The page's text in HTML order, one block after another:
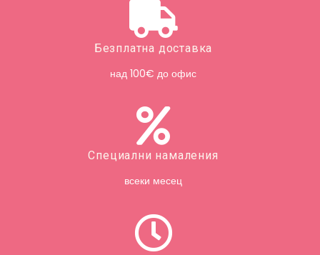
Безплатна доставка
над 100€ до офис
Специални намаления
всеки месец